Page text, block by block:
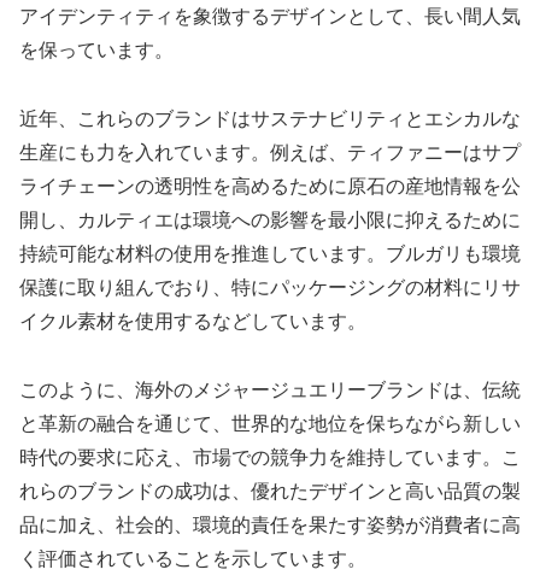
アイデンティティを象徴するデザインとして、長い間人気
を保っています。
近年、これらのブランドはサステナビリティとエシカルな
生産にも力を入れています。例えば、ティファニーはサプ
ライチェーンの透明性を高めるために原石の産地情報を公
開し、カルティエは環境への影響を最小限に抑えるために
持続可能な材料の使用を推進しています。ブルガリも環境
保護に取り組んでおり、特にパッケージングの材料にリサ
イクル素材を使用するなどしています。
このように、海外のメジャージュエリーブランドは、伝統
と革新の融合を通じて、世界的な地位を保ちながら新しい
時代の要求に応え、市場での競争力を維持しています。こ
れらのブランドの成功は、優れたデザインと高い品質の製
品に加え、社会的、環境的責任を果たす姿勢が消費者に高
く評価されていることを示しています。